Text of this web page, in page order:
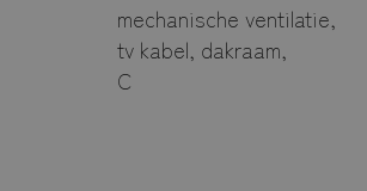
mechanische ventilatie,
tv kabel, dakraam,
C